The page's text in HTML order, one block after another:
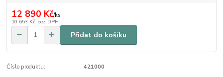
12 890 Kč/ks
10 653 Kč bez DPH
Přidat do košíku
Číslo produktu: 421000